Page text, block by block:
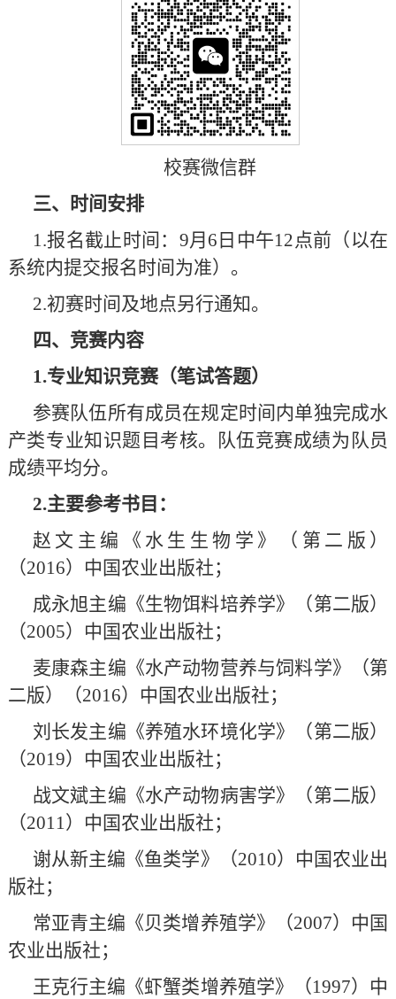
校赛微信群
三、时间安排
1.报名截止时间：9月6日中午12点前（以在
系统内提交报名时间为准）。
2.初赛时间及地点另行通知。
四、竞赛内容
1.专业知识竞赛（笔试答题）
参赛队伍所有成员在规定时间内单独完成水
产类专业知识题目考核。队伍竞赛成绩为队员
成绩平均分。
2.主要参考书目：
赵文主编《水生生物学》（第二版）
（2016）中国农业出版社；
成永旭主编《生物饵料培养学》（第二版）
（2005）中国农业出版社；
麦康森主编《水产动物营养与饲料学》（第
二版）（2016）中国农业出版社；
刘长发主编《养殖水环境化学》（第二版）
（2019）中国农业出版社；
战文斌主编《水产动物病害学》（第二版）
（2011）中国农业出版社；
谢从新主编《鱼类学》（2010）中国农业出
版社；
常亚青主编《贝类增养殖学》（2007）中国
农业出版社；
王克行主编《虾蟹类增养殖学》（1997）中